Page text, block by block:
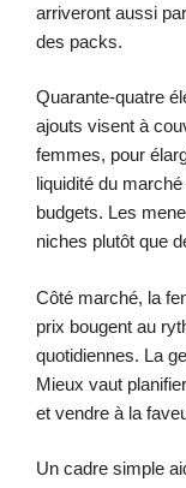
arriveront aussi
des packs.
Quarante-quatre
ajouts visent à
femmes, pour
liquidité du
budgets. Les
niches plutôt que
Côté marché, la
prix bougent au
quotidiennes. La
Mieux vaut
et vendre à la
Un cadre simple